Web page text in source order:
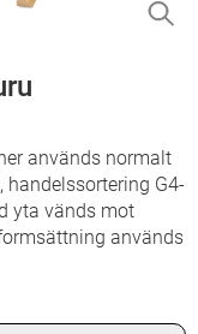
används normalt
handelssortering G4-
yta vänds mot
används